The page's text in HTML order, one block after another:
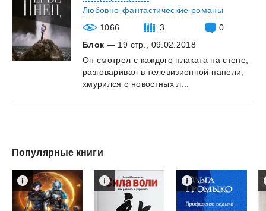
Любовно-фантастические романы
1066
3
0
Блок — 19 стр., 09.02.2018
Он смотрел с каждого плаката на стене,
разговаривал в телевизионной панели,
хмурился с новостных л...
Популярные книги